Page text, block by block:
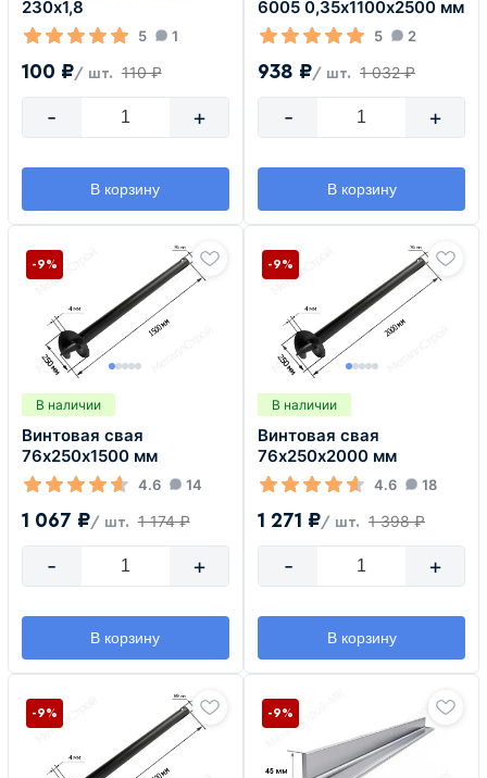
230х1,8
5 1
100 ₽/ шт. 110 ₽
- +
В корзину
6005 0,35х1100х2500 мм
5 2
938 ₽/ шт. 1 032 ₽
- +
В корзину
В наличии
Винтовая свая
76х250х1500 мм
4.6 14
1 067 ₽/ шт. 1 174 ₽
-9%
- +
В корзину
В наличии
Винтовая свая
76х250х2000 мм
4.6 18
1 271 ₽/ шт. 1 398 ₽
-9%
- +
В корзину
-9% -9%